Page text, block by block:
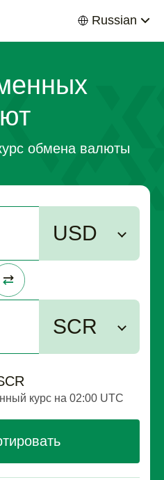
Russian
обмена валюты
USD
SCR
курс на 02:00 UTC